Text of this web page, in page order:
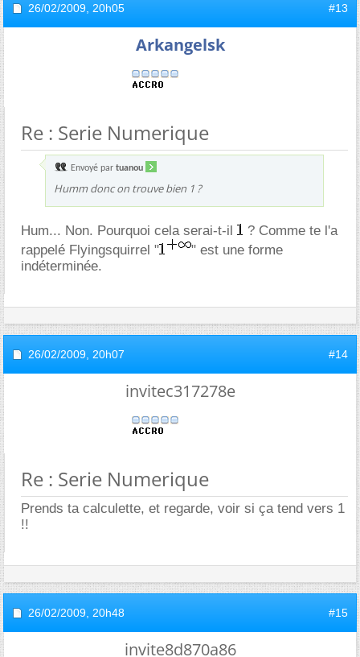
26/02/2009, 20h05 #13
Arkangelsk
Re : Serie Numerique
Envoyé par tuanou
Humm donc on trouve bien 1 ?
Hum... Non. Pourquoi cela serai-t-il
? Comme te l'a
rappelé Flyingsquirrel "
" est une forme
indéterminée.
26/02/2009, 20h07 #14
invitec317278e
Re : Serie Numerique
Prends ta calculette, et regarde, voir si ça tend vers 1
!!
26/02/2009, 20h48 #15
invite8d870a86